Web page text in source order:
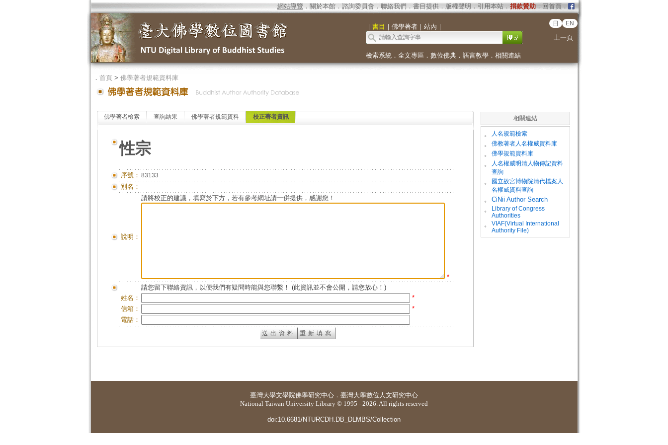
網站導覽 ． 關於本館． 諮詢委員會． 聯絡我們 ． 書目提供． 版權聲明 ． 引用本站． 捐款贊助．回首頁．
｜ 書目 ｜ 佛學著者｜ 站內 ｜ 日 EN
上一頁
檢索系統． 全文專區 ． 數位佛典． 語言教學． 相關連結
． 首頁> 佛學著者規範資料庫
佛學著者檢索 查詢結果 佛學著者規範資料 校正著者資訊
性宗
序號： 83133
別名：
說明：
請將校正的建議，填寫於下方，若有參考網址請一併提供，感謝您！
*
請您留下聯絡資訊，以便我們有疑問時能與您聯繫！ (此資訊並不會公開，請您放心！)
姓名：
*
信箱：
*
電話：
相關連結
。 人名規範檢索
。 佛教著者人名權威資料庫
。 佛學規範資料庫
。
人名權威明清人物傳記資料
查詢
。
國立故宮博物院清代檔案人
名權威資料查詢
。
CiNii Author Search
。
Library of Congress
Authorities
。
VIAF(Virtual International
Authority File)
臺灣大學文學院佛學研究中心 ． 臺灣大學數位人文研究中心
National Taiwan University Library © 1995 - 2026. All rights reserved
doi:10.6681/NTURCDH.DB_DLMBS/Collection